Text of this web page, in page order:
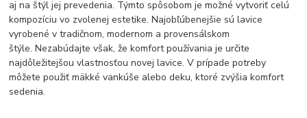
aj na štýl jej prevedenia. Týmto spôsobom je možné vytvoriť celú
kompozíciu vo zvolenej estetike. Najobľúbenejšie sú lavice
vyrobené v tradičnom, modernom a provensálskom
štýle. Nezabúdajte však, že komfort používania je určite
najdôležitejšou vlastnosťou novej lavice. V prípade potreby
môžete použiť mäkké vankúše alebo deku, ktoré zvýšia komfort
sedenia.